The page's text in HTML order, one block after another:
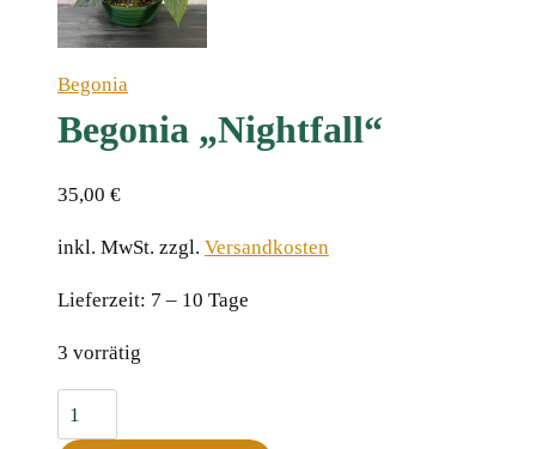
Begonia
Begonia „Nightfall“
35,00 €
inkl. MwSt. zzgl. Versandkosten
Lieferzeit: 7 – 10 Tage
3 vorrätig
Begonia
"Nightfall"